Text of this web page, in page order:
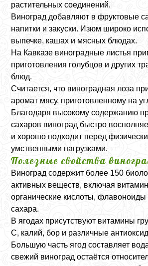
растительных соединений.
Виноград добавляют в фруктовые
напитки и закуски. Изюм широко
выпечке, кашах и мясных блюдах.
На Кавказе виноградные листья
приготовления голубцов и других
блюд.
Считается, что виноградная лоза
аромат мясу, приготовленному на
Благодаря высокому содержанию
сахаров виноград быстро
и хорошо подходит перед
умственными нагрузками.
Полезные свойства
Виноград содержит более 150
активных веществ, включая
органические кислоты,
сахара.
В ягодах присутствуют витамины
C, калий, бор и различные
Большую часть ягод составляет
свежий виноград остаётся